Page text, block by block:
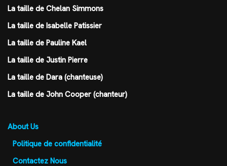
La taille de Chelan Simmons
La taille de Isabelle Patissier
La taille de Pauline Kael
La taille de Justin Pierre
La taille de Dara (chanteuse)
La taille de John Cooper (chanteur)
About Us
Politique de confidentialité
Contactez Nous